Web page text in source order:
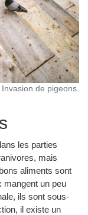
Invasion de pigeons.
les parties
mais
aliments sont
mangent un peu
ils sont sous-
il existe un